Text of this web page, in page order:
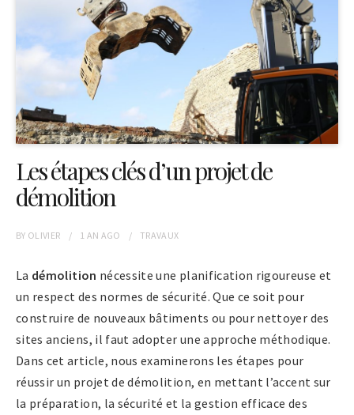
Les étapes clés d’un projet de
démolition
BY OLIVIER 1 AN AGO TRAVAUX
La démolition nécessite une planification rigoureuse et
un respect des normes de sécurité. Que ce soit pour
construire de nouveaux bâtiments ou pour nettoyer des
sites anciens, il faut adopter une approche méthodique.
Dans cet article, nous examinerons les étapes pour
réussir un projet de démolition, en mettant l’accent sur
la préparation, la sécurité et la gestion efficace des